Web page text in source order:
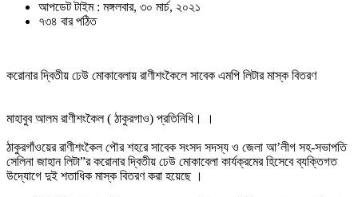
আপডেট টাইম : মঙ্গলবার, ৩০ মার্চ, ২০২১
৭৩৪ বার পঠিত
করোনার দ্বিতীয় ঢেউ মোকাবেলায় রাণীশংকৈলে সাবেক এমপি লিটার মাস্ক বিতরণ
মাহাবুব আলম রাণীশংকৈল ( ঠাকুরগাও) প্রতিনিধি। ।
ঠাকুরগাঁওয়ের রাণীশংকৈল পৌর শহরে সাবেক সংসদ সদস্য ও জেলা আ’লীগ সহ-সভাপতি
সেলিনা জাহান লিটা”র করোনার দ্বিতীয় ঢেউ মোকাবেলা কার্যক্রমের হিসেবে ব্যক্তিগত
উদ্যোগে দুই শতাধিক মাস্ক বিতরণ করা হয়েছে ।